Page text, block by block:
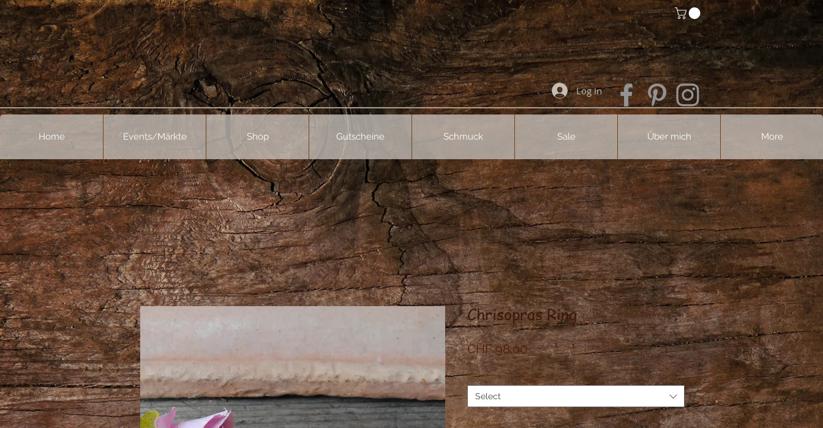
Log In
Home Events/Märkte Shop Gutscheine Schmuck Sale Über mich More
Chrisopras Ring
CHF 98.00Price
Grösse *
Select
Quantity *